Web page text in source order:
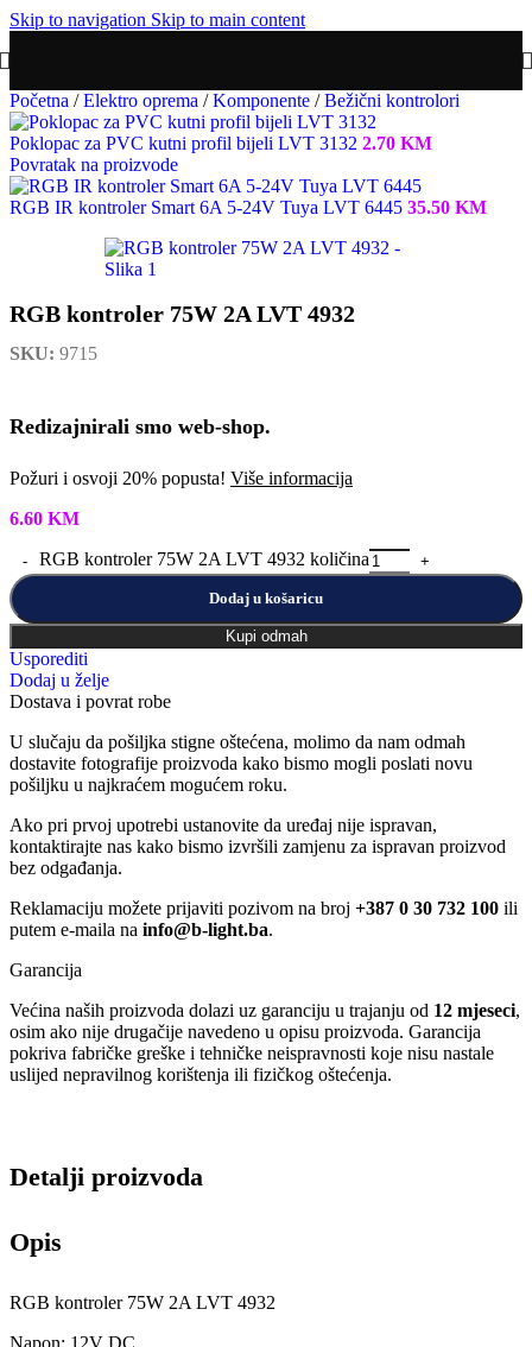
Skip to navigation Skip to main content
Početna / Elektro oprema / Komponente / Bežični kontrolori
Poklopac za PVC kutni profil bijeli LVT 3132 2.70 KM
Povratak na proizvode
RGB IR kontroler Smart 6A 5-24V Tuya LVT 6445 35.50 KM
RGB kontroler 75W 2A LVT 4932
SKU: 9715
Redizajnirali smo web-shop.
Požuri i osvoji 20% popusta! Više informacija
6.60 KM
RGB kontroler 75W 2A LVT 4932 količina
Dodaj u košaricu
Kupi odmah
Usporediti
Dodaj u želje
Dostava i povrat robe
U slučaju da pošiljka stigne oštećena, molimo da nam odmah
dostavite fotografije proizvoda kako bismo mogli poslati novu
pošiljku u najkraćem mogućem roku.
Ako pri prvoj upotrebi ustanovite da uređaj nije ispravan,
kontaktirajte nas kako bismo izvršili zamjenu za ispravan proizvod
bez odgađanja.
Reklamaciju možete prijaviti pozivom na broj +387 0 30 732 100 ili
putem e-maila na info@b-light.ba.
Garancija
Većina naših proizvoda dolazi uz garanciju u trajanju od 12 mjeseci,
osim ako nije drugačije navedeno u opisu proizvoda. Garancija
pokriva fabričke greške i tehničke neispravnosti koje nisu nastale
uslijed nepravilnog korištenja ili fizičkog oštećenja.
Detalji proizvoda
Opis
RGB kontroler 75W 2A LVT 4932
Napon: 12V DC